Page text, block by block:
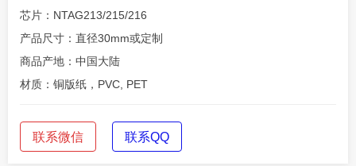
芯片：NTAG213/215/216
产品尺寸：直径30mm或定制
商品产地：中国大陆
材质：铜版纸，PVC, PET
联系微信 联系QQ